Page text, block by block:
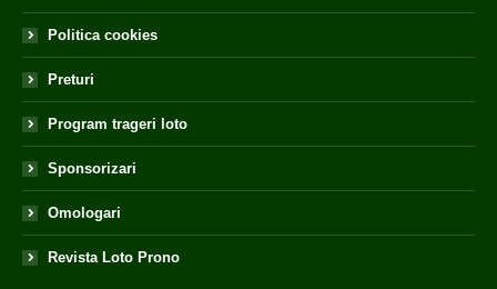
Politica cookies
Preturi
Program trageri loto
Sponsorizari
Omologari
Revista Loto Prono